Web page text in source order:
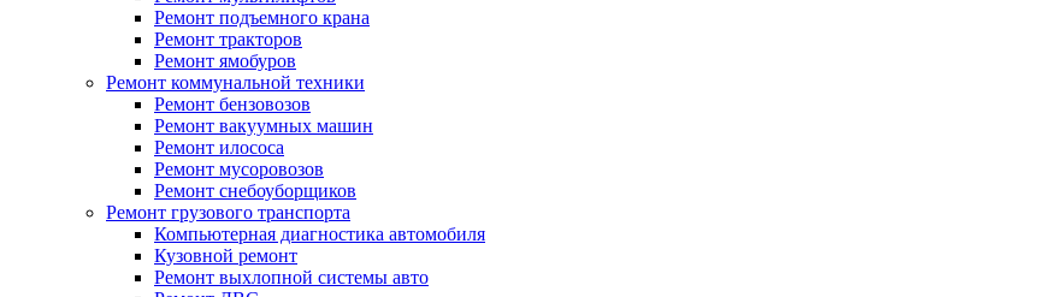
Ремонт подъемного крана
Ремонт тракторов
Ремонт ямобуров
Ремонт коммунальной техники
Ремонт бензовозов
Ремонт вакуумных машин
Ремонт илососа
Ремонт мусоровозов
Ремонт снебоуборщиков
Ремонт грузового транспорта
Компьютерная диагностика автомобиля
Кузовной ремонт
Ремонт выхлопной системы авто